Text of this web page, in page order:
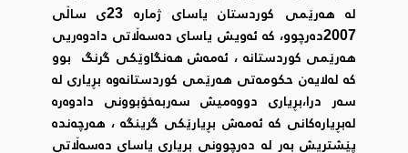
لە هەرێمی کوردستان یاسای ژمارە 23ی ساڵی
2007دەرچوو، کە ئەویش یاسای دەسەڵاتی دادوەریی
هەرێمی کوردستانە ، ئەمەش هەنگاوێکی گرنگ بوو
کە لەلایەن حکومەتی هەرێمی کوردستانەوە بڕیاری لە
سەر درا،بڕیاری دووەمیش سەربەخۆبوونی دادوەرە
لەبڕیارەکانی کە ئەمەش بڕیارێکی گرینگە ، هەرچەندە
پێشتریش بەر لە دەرچوونی بڕیاری یاسای دەسەڵاتی